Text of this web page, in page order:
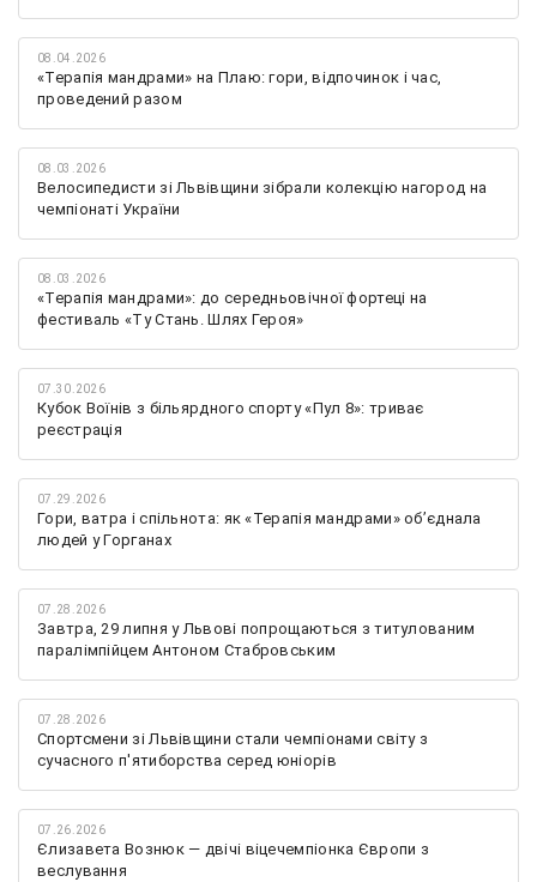
08.04.2026
«Терапія мандрами» на Плаю: гори, відпочинок і час,
проведений разом
08.03.2026
Велосипедисти зі Львівщини зібрали колекцію нагород на
чемпіонаті України
08.03.2026
«Терапія мандрами»: до середньовічної фортеці на
фестиваль «Ту Стань. Шлях Героя»
07.30.2026
Кубок Воїнів з більярдного спорту «Пул 8»: триває
реєстрація
07.29.2026
Гори, ватра і спільнота: як «Терапія мандрами» об’єднала
людей у Горганах
07.28.2026
Завтра, 29 липня у Львові попрощаються з титулованим
паралімпійцем Антоном Стабровським
07.28.2026
Спортсмени зі Львівщини стали чемпіонами світу з
сучасного п'ятиборства серед юніорів
07.26.2026
Єлизавета Вознюк — двічі віцечемпіонка Європи з
веслування